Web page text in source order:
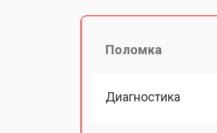
Поломка
Диагностика